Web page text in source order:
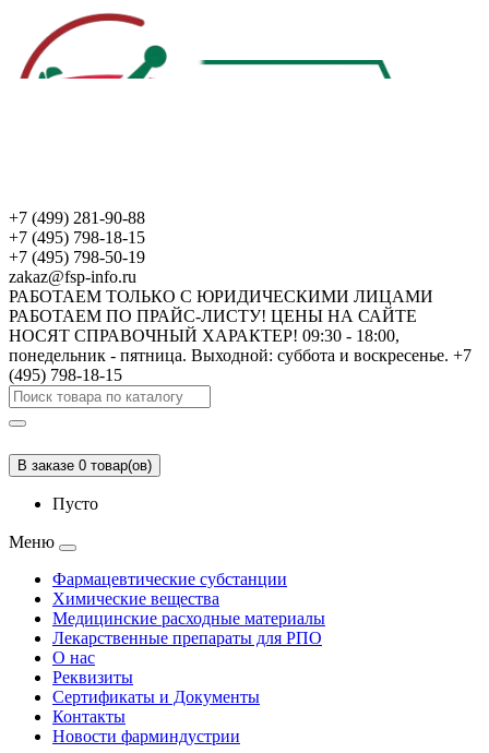
+7 (499) 281-90-88
+7 (495) 798-18-15
+7 (495) 798-50-19
zakaz@fsp-info.ru
РАБОТАЕМ ТОЛЬКО С ЮРИДИЧЕСКИМИ ЛИЦАМИ
РАБОТАЕМ ПО ПРАЙС-ЛИСТУ! ЦЕНЫ НА САЙТЕ
НОСЯТ СПРАВОЧНЫЙ ХАРАКТЕР! 09:30 - 18:00,
понедельник - пятница. Выходной: суббота и воскресенье. +7
(495) 798-18-15
В заказе 0 товар(ов)
Пусто
Меню
Фармацевтические субстанции
Химические вещества
Медицинские расходные материалы
Лекарственные препараты для РПО
О нас
Реквизиты
Сертификаты и Документы
Контакты
Новости фарминдустрии